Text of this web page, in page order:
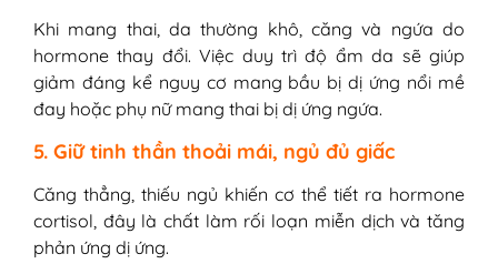
Khi mang thai, da thường khô, căng và ngứa do
hormone thay đổi. Việc duy trì độ ẩm da sẽ giúp
giảm đáng kể nguy cơ mang bầu bị dị ứng nổi mề
đay hoặc phụ nữ mang thai bị dị ứng ngứa.
5. Giữ tinh thần thoải mái, ngủ đủ giấc
Căng thẳng, thiếu ngủ khiến cơ thể tiết ra hormone
cortisol, đây là chất làm rối loạn miễn dịch và tăng
phản ứng dị ứng.